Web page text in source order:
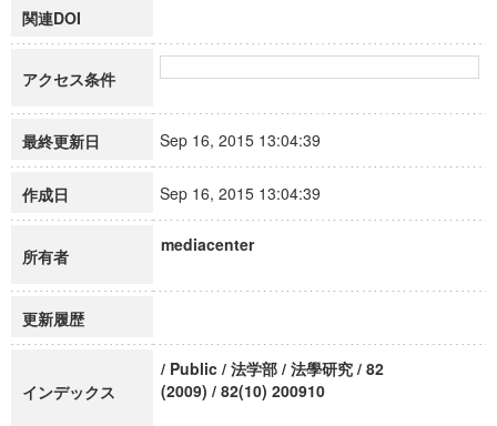
関連DOI
アクセス条件
最終更新日 Sep 16, 2015 13:04:39
作成日 Sep 16, 2015 13:04:39
所有者
mediacenter
更新履歴
インデックス
/ Public / 法学部 / 法學研究 / 82
(2009) / 82(10) 200910